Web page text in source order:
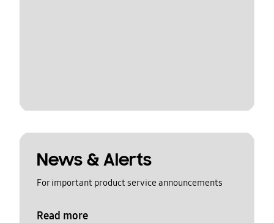
News & Alerts
For important product service announcements
Read more